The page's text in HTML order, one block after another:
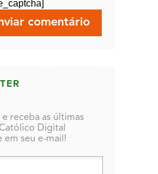
e receba as últimas
Digital
em seu e-mail!